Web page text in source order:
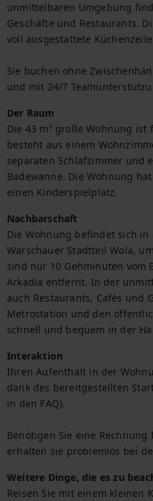
unmittelbaren Umgebung
Geschäfte und Restaurants.
voll ausgestattete
Sie buchen ohne
und mit 24/7
Der Raum
Die 43 m² große Wohnung ist
besteht aus einem
separaten Schlafzimmer und
Badewanne. Die Wohnung
einen Kinderspielplatz.
Nachbarschaft
Die Wohnung befindet sich
Warschauer Stadtteil Wola,
sind nur 10 Gehminuten vom
Arkadia entfernt. In der
auch Restaurants, Cafés und
Metrostation und den
schnell und bequem in der
Interaktion
Ihren Aufenthalt in der
dank des bereitgestellten
in den FAQ).
Benötigen Sie eine
erhalten sie problemlos bei
Weitere Dinge, die es zu
Reisen Sie mit einem kleinen